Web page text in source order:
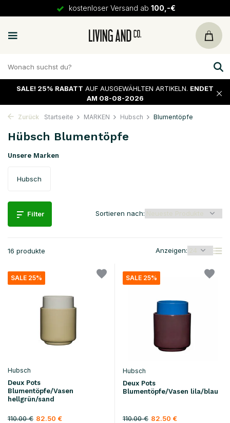
kostenloser Versand ab 100,-€
SALE! 25% RABATT AUF AUSGEWÄHLTEN ARTIKELN. ENDET
AM 08-08-2026
Zurück Startseite MARKEN Hubsch Blumentöpfe
Hübsch Blumentöpfe
Unsere Marken
Hubsch
Filter
16 produkte Anzeigen:
Sortieren nach:
SALE 25%
Hubsch
Deux Pots
Blumentöpfe/Vasen
hellgrün/sand
110.00 € 82.50 €
SALE 25%
Hubsch
Deux Pots
Blumentöpfe/Vasen lila/blau
110.00 € 82.50 €